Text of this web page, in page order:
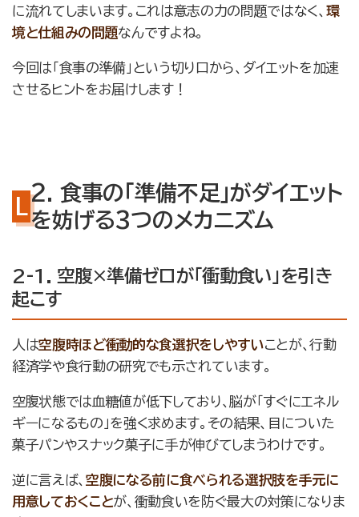
に流れてしまいます。これは意志の力の問題ではなく、 環
境と仕組みの問題なんですよね。
今回は「食事の準備」という切り口から、ダイエットを加速
させるヒントをお届けします！
2. 食事の「準備不足」がダイエット
を妨げる3つのメカニズム
2-1. 空腹×準備ゼロが「衝動食い」を引き
起こす
人は空腹時ほど衝動的な食選択をしやすいことが、行動
経済学や食行動の研究でも示されています。
空腹状態では血糖値が低下しており、脳が「すぐにエネル
ギーになるもの」を強く求めます。その結果、目についた
菓子パンやスナック菓子に手が伸びてしまうわけです。
逆に言えば、 空腹になる前に食べられる選択肢を手元に
用意しておくことが、衝動食いを防ぐ最大の対策になりま